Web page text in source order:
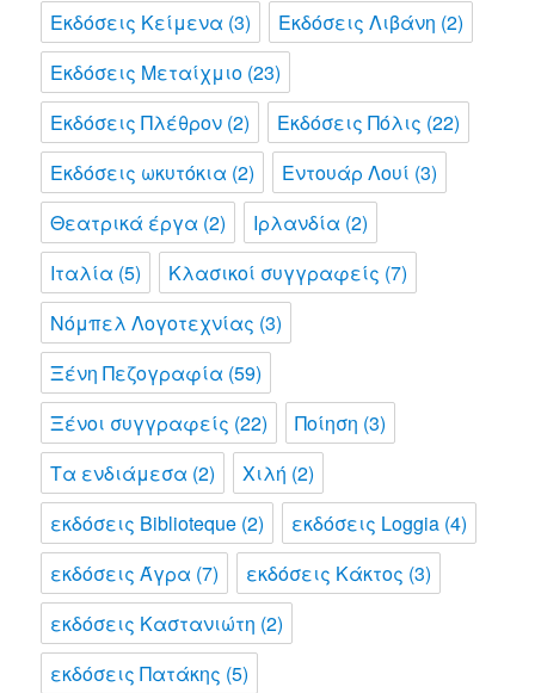
Εκδόσεις Κείμενα (3) Εκδόσεις Λιβάνη (2)
Εκδόσεις Μεταίχμιο (23)
Εκδόσεις Πλέθρον (2) Εκδόσεις Πόλις (22)
Εκδόσεις ωκυτόκια (2) Εντουάρ Λουί (3)
Θεατρικά έργα (2) Ιρλανδία (2)
Ιταλία (5) Κλασικοί συγγραφείς (7)
Νόμπελ Λογοτεχνίας (3)
Ξένη Πεζογραφία (59)
Ξένοι συγγραφείς (22) Ποίηση (3)
Τα ενδιάμεσα (2) Χιλή (2)
εκδόσεις Biblioteque (2) εκδόσεις Loggia (4)
εκδόσεις Άγρα (7) εκδόσεις Κάκτος (3)
εκδόσεις Καστανιώτη (2)
εκδόσεις Πατάκης (5)